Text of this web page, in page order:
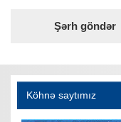
Köhnə saytımız